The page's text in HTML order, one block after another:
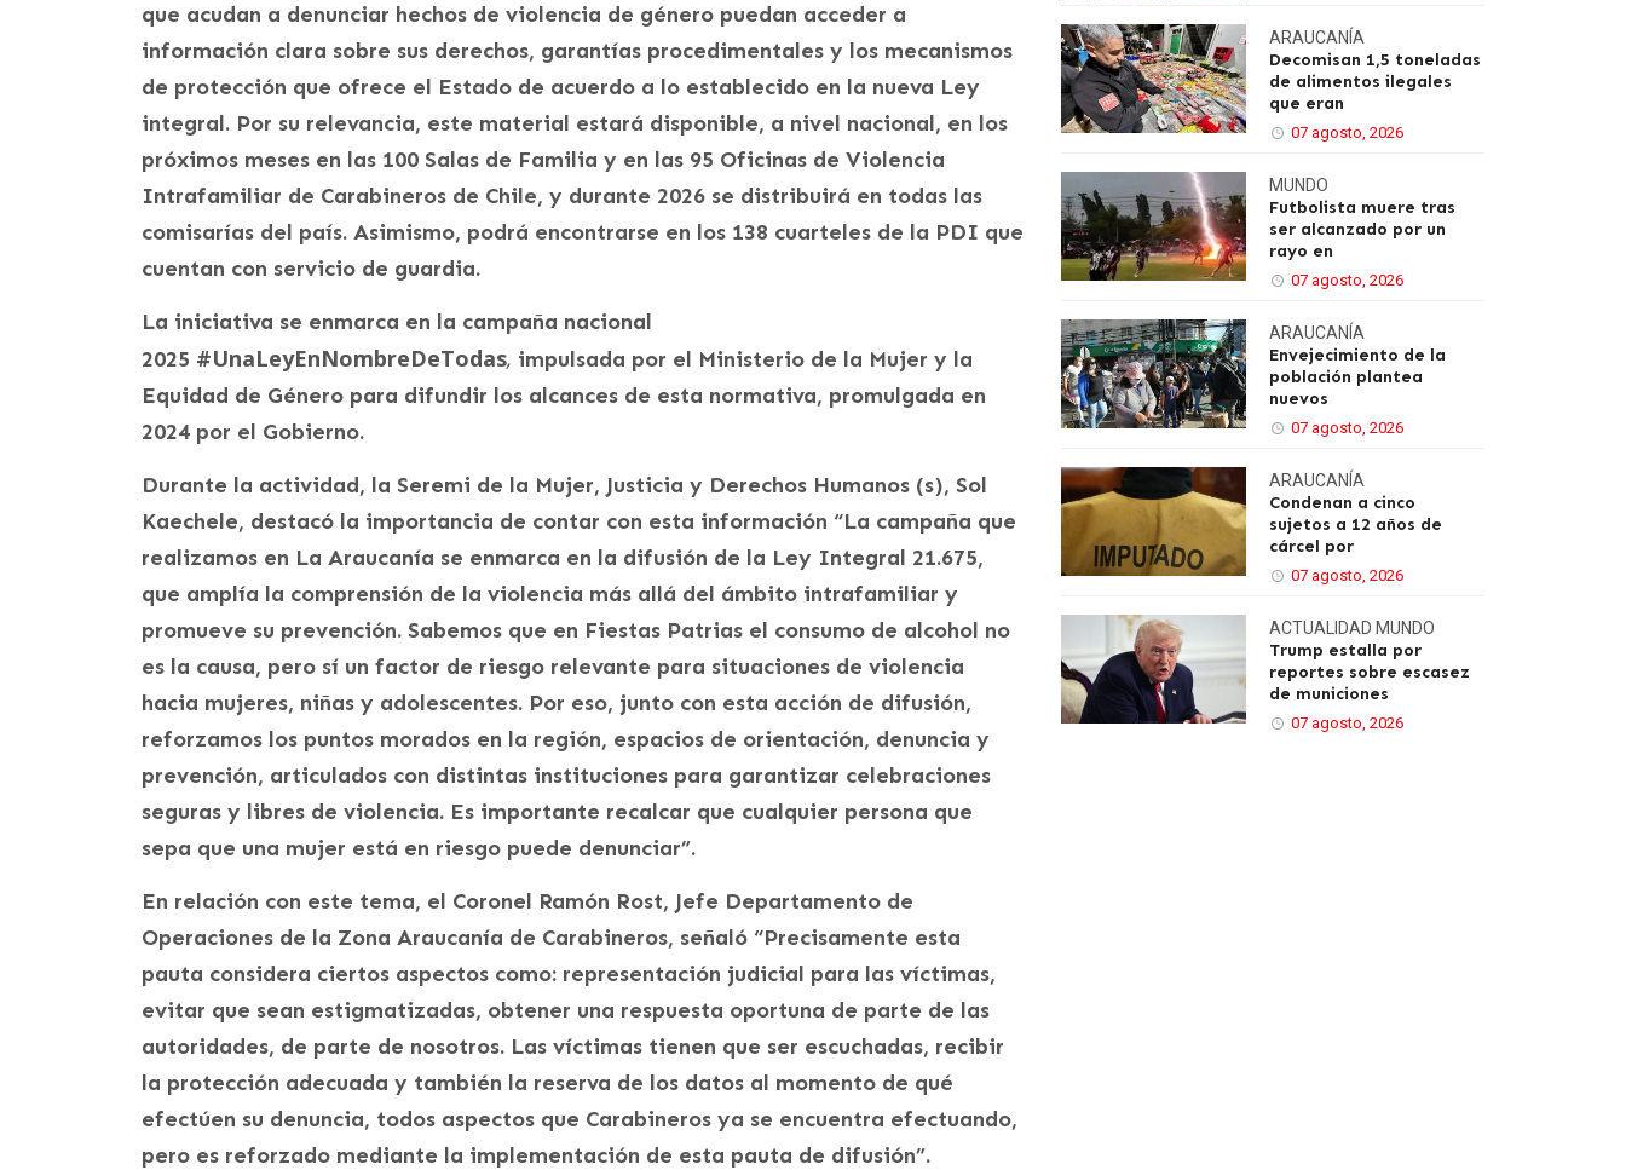
que acudan a denunciar hechos de violencia de género puedan acceder a
información clara sobre sus derechos, garantías procedimentales y los mecanismos
de protección que ofrece el Estado de acuerdo a lo establecido en la nueva Ley
integral. Por su relevancia, este material estará disponible, a nivel nacional, en los
próximos meses en las 100 Salas de Familia y en las 95 Oficinas de Violencia
Intrafamiliar de Carabineros de Chile, y durante 2026 se distribuirá en todas las
comisarías del país. Asimismo, podrá encontrarse en los 138 cuarteles de la PDI que
cuentan con servicio de guardia.
La iniciativa se enmarca en la campaña nacional
2025 #UnaLeyEnNombreDeTodas, impulsada por el Ministerio de la Mujer y la
Equidad de Género para difundir los alcances de esta normativa, promulgada en
2024 por el Gobierno.
Durante la actividad, la Seremi de la Mujer, Justicia y Derechos Humanos (s), Sol
Kaechele, destacó la importancia de contar con esta información “La campaña que
realizamos en La Araucanía se enmarca en la difusión de la Ley Integral 21.675,
que amplía la comprensión de la violencia más allá del ámbito intrafamiliar y
promueve su prevención. Sabemos que en Fiestas Patrias el consumo de alcohol no
es la causa, pero sí un factor de riesgo relevante para situaciones de violencia
hacia mujeres, niñas y adolescentes. Por eso, junto con esta acción de difusión,
reforzamos los puntos morados en la región, espacios de orientación, denuncia y
prevención, articulados con distintas instituciones para garantizar celebraciones
seguras y libres de violencia. Es importante recalcar que cualquier persona que
sepa que una mujer está en riesgo puede denunciar”.
En relación con este tema, el Coronel Ramón Rost, Jefe Departamento de
Operaciones de la Zona Araucanía de Carabineros, señaló “Precisamente esta
pauta considera ciertos aspectos como: representación judicial para las víctimas,
evitar que sean estigmatizadas, obtener una respuesta oportuna de parte de las
autoridades, de parte de nosotros. Las víctimas tienen que ser escuchadas, recibir
la protección adecuada y también la reserva de los datos al momento de qué
efectúen su denuncia, todos aspectos que Carabineros ya se encuentra efectuando,
pero es reforzado mediante la implementación de esta pauta de difusión”.
ARAUCANÍA
Decomisan 1,5 toneladas
de alimentos ilegales
que eran
07 agosto, 2026
MUNDO
Futbolista muere tras
ser alcanzado por un
rayo en
07 agosto, 2026
ARAUCANÍA
Envejecimiento de la
población plantea
nuevos
07 agosto, 2026
ARAUCANÍA
Condenan a cinco
sujetos a 12 años de
cárcel por
07 agosto, 2026
ACTUALIDAD MUNDO
Trump estalla por
reportes sobre escasez
de municiones
07 agosto, 2026